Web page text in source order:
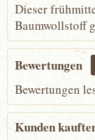
Dieser
Baumwollstoff
Bewertungen
Bewertungen
Kunden